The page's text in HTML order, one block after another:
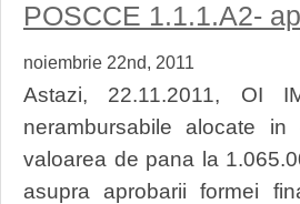
POSCCE 1.1.1.A2-
noiembrie 22nd, 2011
Astazi, 22.11.2011, OI
nerambursabile alocate
valoarea de pana la
asupra aprobarii formei